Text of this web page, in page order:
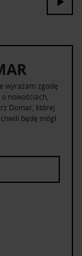
wyrażam zgodę
nowościach,
Domar, której
będę mógł